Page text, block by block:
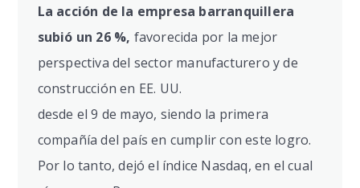
La acción de la empresa barranquillera
subió un 26 %, favorecida por la mejor
perspectiva del sector manufacturero y de
construcción en EE. UU.
desde el 9 de mayo, siendo la primera
compañía del país en cumplir con este logro.
Por lo tanto, dejó el índice Nasdaq, en el cual